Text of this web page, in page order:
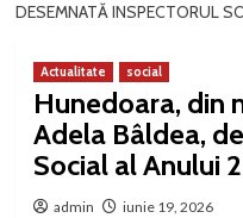
DESEMNATĂ INSPECTORUL
Actualitate social
Hunedoara, din
Adela Bâldea,
Social al Anului
admin iunie 19, 2026